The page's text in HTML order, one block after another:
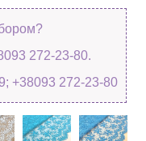
272-23-80.
+38093 272-23-80